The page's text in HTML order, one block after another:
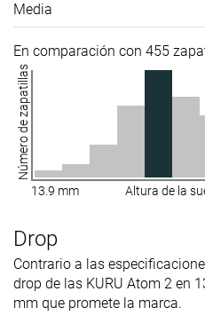
Media
En comparación con 455
Número de zapatillas
13.9 mm Altura de la
Drop
Contrario a las
drop de las KURU Atom 2 en
mm que promete la marca.